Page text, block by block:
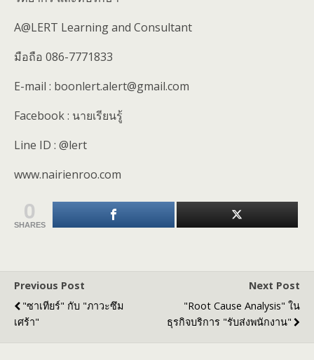
A@LERT Learning and Consultant
มือถือ 086-7771833
E-mail : boonlert.alert@gmail.com
Facebook : นายเรียนรู้
Line ID : @lert
www.nairienroo.com
0
SHARES
Previous Post
"ซาเทียร์" กับ "ภาวะซึม
เศร้า"
Next Post
"Root Cause Analysis" ใน
ธุรกิจบริการ "รับส่งพนักงาน"